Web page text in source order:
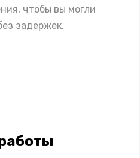
чтобы вы могли
задержек.